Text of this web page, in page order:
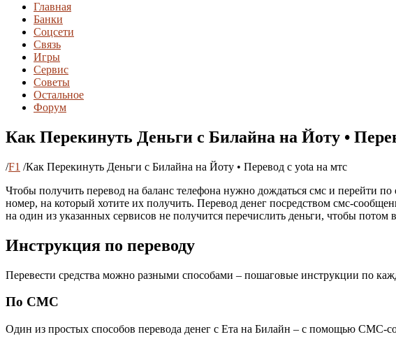
Главная
Банки
Соцсети
Связь
Игры
Сервис
Советы
Остальное
Форум
Как Перекинуть Деньги с Билайна на Йоту •
/F1 /Как Перекинуть Деньги с Билайна на Йоту • Перевод c yota на мтс
Чтобы получить перевод на баланс телефона нужно дождаться смс и перейти
номер, на который хотите их получить. Перевод денег посредством смс-
на один из указанных сервисов не получится перечислить деньги, чтобы
Инструкция по переводу
Перевести средства можно разными способами – пошаговые инструкции по
По СМС
Один из простых способов перевода денег с Ета на Билайн – с помощью СМС-